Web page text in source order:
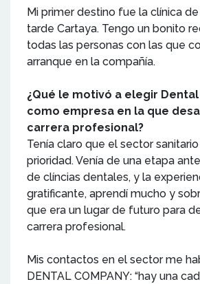
Mi primer destino fue la clínica
tarde Cartaya. Tengo un bonito
todas las personas con las que
arranque en la compañía.
¿Qué le motivó a elegir
como empresa en la que
carrera profesional?
Tenía claro que el sector
prioridad. Venía de una etapa
de clíncias dentales, y la
gratificante, aprendí mucho y
que era un lugar de futuro para
carrera profesional.
Mis contactos en el sector me
DENTAL COMPANY: “hay una